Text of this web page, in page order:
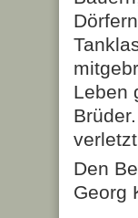
Leben
Den
Georg